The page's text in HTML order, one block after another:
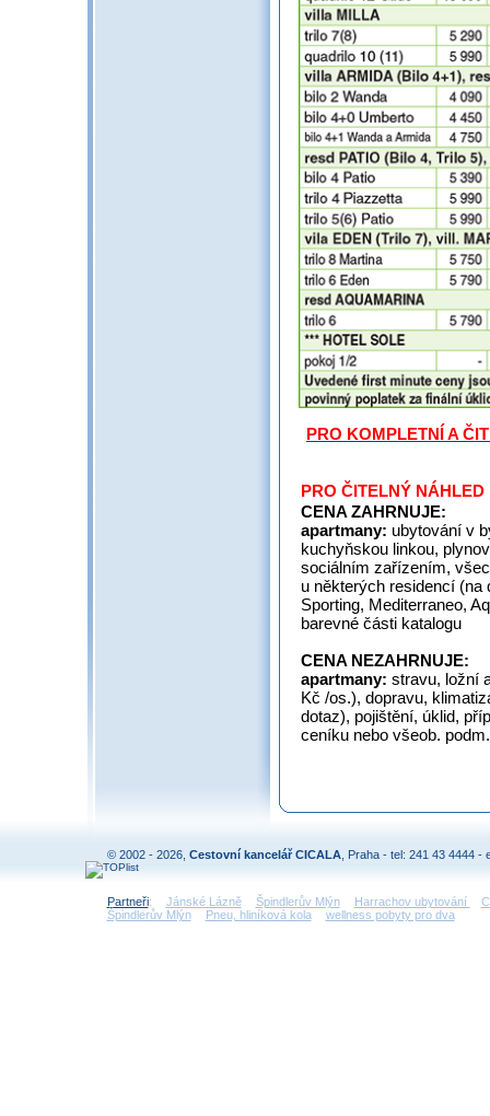
PRO KOMPLETNÍ A
PRO ČITELNÝ
CENA ZAHRNUJE:
apartmany: ubytování v
kuchyňskou linkou,
sociálním zařízením,
u některých residencí (na
Sporting, Mediterraneo,
barevné části katalogu
CENA NEZAHRNUJE:
apartmany: stravu, ložní
Kč /os.), dopravu,
dotaz), pojištění, úklid,
ceníku nebo všeob.
© 2002 - 2026, Cestovní kancelář CICALA , Praha - tel: 241 43 4444 -
Partneři: Jánské Lázně Špindlerův Mlýn Harrachov ubytování
Špindlerův Mlýn
Pneu, hliníková kola wellness pobyty pro dva